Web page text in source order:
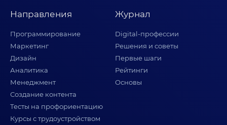
Направления
Программирование
Маркетинг
Дизайн
Аналитика
Менеджмент
Создание контента
Тесты на профориентацию
Курсы с трудоустройством
Журнал
Digital-профессии
Решения и советы
Первые шаги
Рейтинги
Основы